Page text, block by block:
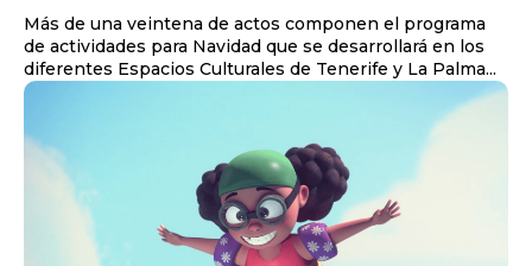
Más de una veintena de actos componen el programa
de actividades para Navidad que se desarrollará en los
diferentes Espacios Culturales de Tenerife y La Palma...